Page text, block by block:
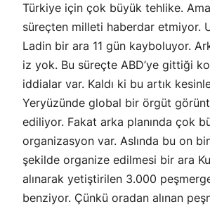
Türkiye için çok büyük tehlike.
süreçten milleti haberdar etmiyor.
Ladin bir ara 11 gün kayboluyor.
iz yok. Bu süreçte ABD’ye gittiği
iddialar var. Kaldı ki bu artık
Yeryüzünde global bir örgüt
ediliyor. Fakat arka planında çok
organizasyon var. Aslında bu on
şekilde organize edilmesi bir ara
alınarak yetiştirilen 3.000
benziyor. Çünkü oradan alınan